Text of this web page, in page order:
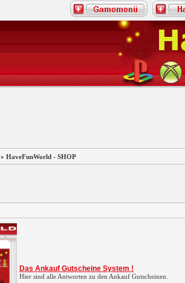
» HaveFunWorld - SHOP
Das Ankauf Gutscheine System !
Hier sind alle Antworten zu den Ankauf Gutscheinen.